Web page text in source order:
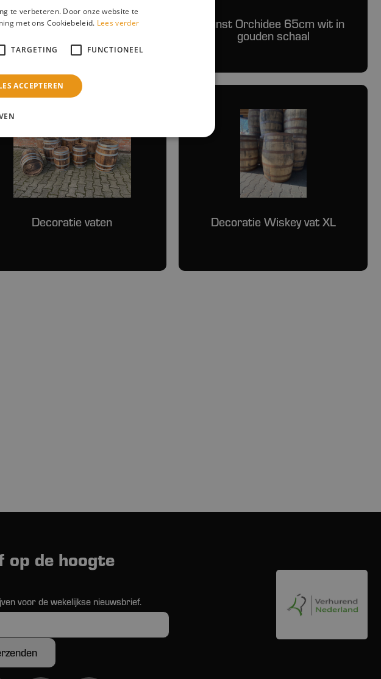
hangplant varen op bal
Kunst Orchidee 65cm wit in
gouden schaal
Decoratie vaten Decoratie Wiskey vat XL
op de hoogte
voor de wekelijkse nieuwsbrief.
te verbeteren. Door onze website te
met ons Cookiebeleid. Lees verder
TARGETING FUNCTIONEEL
ACCEPTEREN